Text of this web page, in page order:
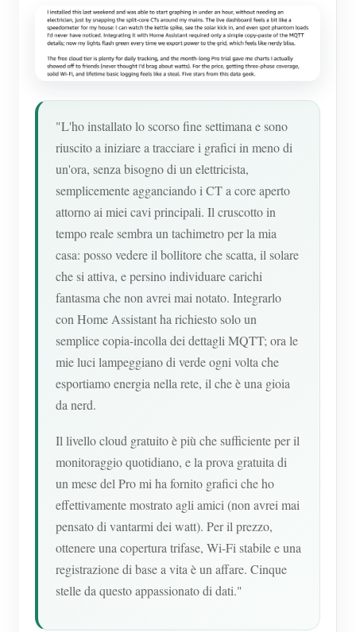
"L'ho installato lo scorso fine settimana e sono
riuscito a iniziare a tracciare i grafici in meno di
un'ora, senza bisogno di un elettricista,
semplicemente agganciando i CT a core aperto
attorno ai miei cavi principali. Il cruscotto in
tempo reale sembra un tachimetro per la mia
casa: posso vedere il bollitore che scatta, il solare
che si attiva, e persino individuare carichi
fantasma che non avrei mai notato. Integrarlo
con Home Assistant ha richiesto solo un
semplice copia-incolla dei dettagli MQTT; ora le
mie luci lampeggiano di verde ogni volta che
esportiamo energia nella rete, il che è una gioia
da nerd.
Il livello cloud gratuito è più che sufficiente per il
monitoraggio quotidiano, e la prova gratuita di
un mese del Pro mi ha fornito grafici che ho
effettivamente mostrato agli amici (non avrei mai
pensato di vantarmi dei watt). Per il prezzo,
ottenere una copertura trifase, Wi-Fi stabile e una
registrazione di base a vita è un affare. Cinque
stelle da questo appassionato di dati."